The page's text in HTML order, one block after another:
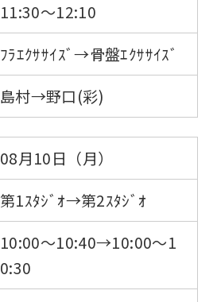
11:30～12:10
ﾌﾗｴｸｻｻｲｽﾞ→骨盤ｴｸｻｻｲｽﾞ
島村→野口(彩)
08月10日（月）
第1ｽﾀｼﾞｵ→第2ｽﾀｼﾞｵ
10:00～10:40→10:00～1
0:30